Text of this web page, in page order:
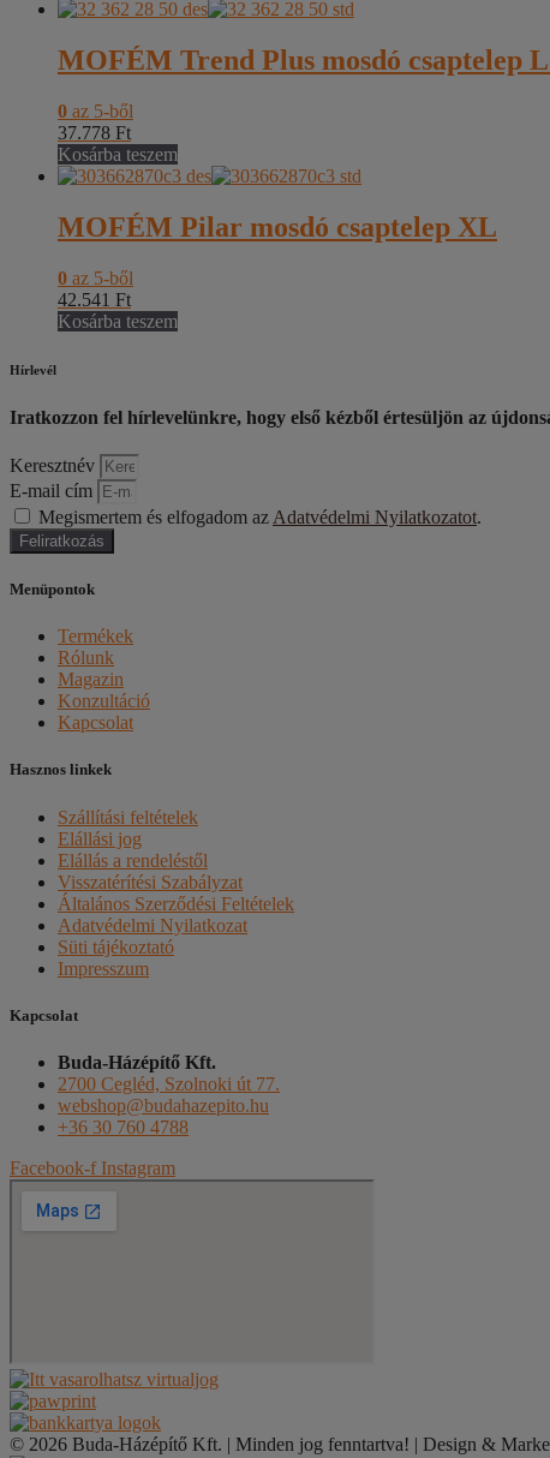
MOFÉM Trend Plus mosdó csaptelep L
0 az 5-ből
37.778 Ft
Kosárba teszem
MOFÉM Pilar mosdó csaptelep XL
0 az 5-ből
42.541 Ft
Kosárba teszem
Hírlevél
Iratkozzon fel hírlevelünkre, hogy első kézből értesüljön az
Keresztnév
E-mail cím
Megismertem és elfogadom az Adatvédelmi Nyilatkozatot.
Feliratkozás
Menüpontok
Termékek
Rólunk
Magazin
Konzultáció
Kapcsolat
Hasznos linkek
Szállítási feltételek
Elállási jog
Elállás a rendeléstől
Visszatérítési Szabályzat
Általános Szerződési Feltételek
Adatvédelmi Nyilatkozat
Süti tájékoztató
Impresszum
Kapcsolat
Buda-Házépítő Kft.
2700 Cegléd, Szolnoki út 77.
webshop@budahazepito.hu
+36 30 760 4788
Facebook-f Instagram
© 2026 Buda-Házépítő Kft. | Minden jog fenntartva! | Design &